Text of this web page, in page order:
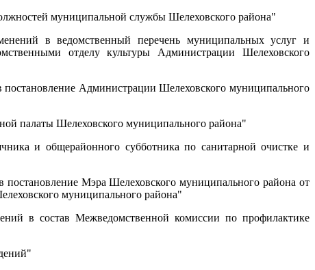
муниципальной службы Шелеховского района"
в ведомственный перечень муниципальных услуг и
отделу культуры Администрации Шелеховского
Администрации Шелеховского муниципального
палаты Шелеховского муниципального района"
и общерайонного субботника по санитарной очистке и
Мэра Шелеховского муниципального района от
муниципального района"
в состав Межведомственной комиссии по профилактике